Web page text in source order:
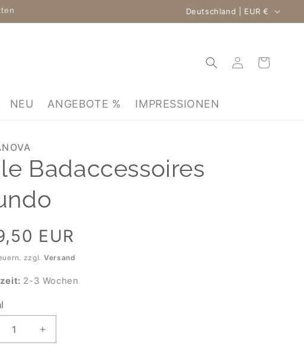
Land/Region Deutschland | EUR €
NEU ANGEBOTE % IMPRESSIONEN
EinloggenWarenkorb
Badaccessoires
EUR
zzgl. Versand
2-3 Wochen
Erhöhe